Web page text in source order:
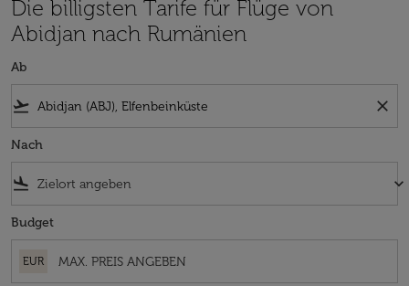
Die billigsten Tarife für Flüge von
Abidjan nach Rumänien
Ab
flight_takeoff close
Nach
flight_land keyboard_arrow_down
Budget
EUR